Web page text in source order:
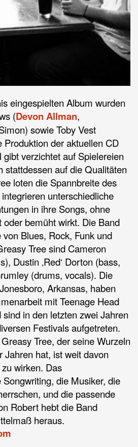
eingespielten Album wurden
(Devon Allman,
sowie Toby Vest
Produktion der aktuellen CD
verzichtet auf Spielereien
stattdessen auf die Qualitäten
loten die Spannbreite des
unterschiedliche
in ihre Songs, ohne
oder bemüht wirkt. Die Band
Blues, Rock, Funk und
Tree sind Cameron
Dustin ‚Red‘ Dorton (bass,
(drums, vocals). Die
Arkansas, haben
mit Teenage Head
in den letzten zwei Jahren
Festivals aufgetreten.
Tree, der seine Wurzeln
Jahren hat, ist weit davon
wirken. Das
die Musiker, die
und die passende
Robert hebt die Band
heraus.